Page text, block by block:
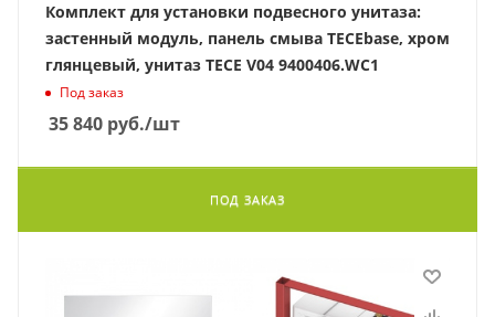
Комплект для установки подвесного унитаза:
застенный модуль, панель смыва TECEbase, хром
глянцевый, унитаз TECE V04 9400406.WC1
Под заказ
35 840 руб./шт
ПОД ЗАКАЗ